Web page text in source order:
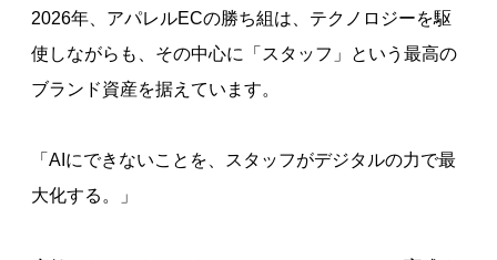
2026年、アパレルECの勝ち組は、テクノロジーを駆
使しながらも、その中心に「スタッフ」という最高の
ブランド資産を据えています。
「AIにできないことを、スタッフがデジタルの力で最
大化する。」